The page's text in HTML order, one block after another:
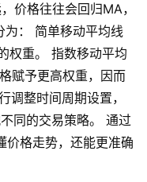
价格往往会回归MA，
为： 简单移动平均线
权重。 指数移动平均
赋予更高权重，因而
调整时间周期设置，
同的交易策略。 通过
价格走势，还能更准确